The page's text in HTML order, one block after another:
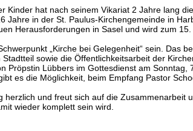
Kinder hat nach seinem Vikariat 2 Jahre lang
Jahre in der St. Paulus-Kirchengemeinde in
Herausforderungen in Sasel und wird zum
„Kirche bei Gelegenheit“ sein. Das
sowie die Öffentlichkeitsarbeit der
Pröpstin Lübbers im Gottesdienst am Sonntag,
es die Möglichkeit, beim Empfang Pastor
herzlich und freut sich auf die Zusammenarbeit
wieder komplett sein wird.